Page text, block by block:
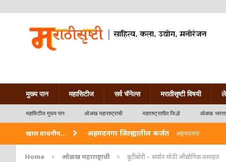
मुख्य पान महासिटीज सर्व चॅनेल्स मराठीसृष्टी विषयी
महासिटीज मुख्य पान ओळख महाराष्ट्राची महाराष्ट्रातील जिल्हे ओळख
खास वाचनीय... अहमदनगर जिल्ह्यातील कर्जत अहमदनगर
विदर्भ जिल्हयातील मुख्यालय अकोला अकोला
Home ओळख महाराष्ट्राची बुटीबोरी – सर्वात मोठी औद्योगिक वसाहत